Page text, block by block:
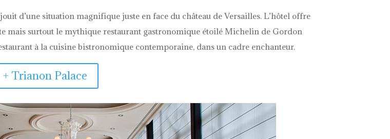
d’une situation magnifique juste en face du château de Versailles. L’hôtel offre
mais surtout le mythique restaurant gastronomique étoilé Michelin de Gordon
à la cuisine bistronomique contemporaine, dans un cadre enchanteur.
+ Trianon Palace